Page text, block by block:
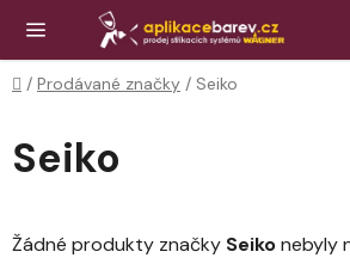
obsah
Domů
/ Prodávané značky / Seiko
Seiko
Žádné produkty značky Seikonebyly